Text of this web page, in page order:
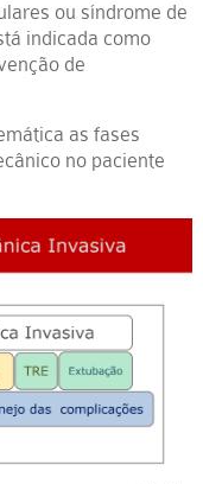
ou síndrome de
indicada como
de
as fases
no paciente